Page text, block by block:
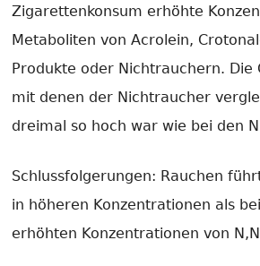
Zigarettenkonsum erhöhte
Metaboliten von Acrolein,
Produkte oder Nichtrauchern. Die
mit denen der Nichtraucher
dreimal so hoch war wie bei den
Schlussfolgerungen: Rauchen
in höheren Konzentrationen als
erhöhten Konzentrationen von